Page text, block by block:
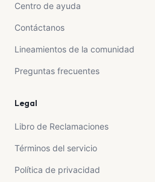
Centro de ayuda
Contáctanos
Lineamientos de la comunidad
Preguntas frecuentes
Legal
Libro de Reclamaciones
Términos del servicio
Política de privacidad